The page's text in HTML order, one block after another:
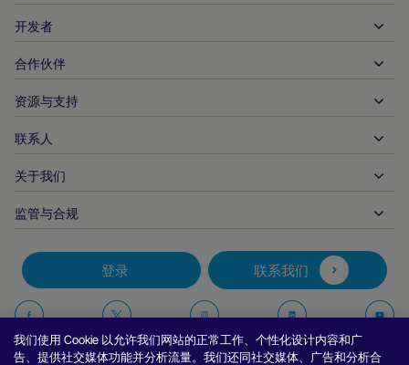
支出
全球收单
实时支付
发布
付款方式
APM
欺诈与风险管理
拒付解决方案
币种管理
接待服务
汽车
企业对企业
金融服务
政府付款
旅行与交通
独立软件供货商
加密货币平台与兑换
市场
中小企业
开发者
开发者工具
API 参考文件
文件资料中心
合作伙伴
与我们合作
合作伙伴产品和解决方案
技术合作伙伴
合作伙伴 DNA
合作伙伴见解
资源与支持
客户支持
商家资源
行业报告
联系人
商户销售咨询
首席执行官办公室
公司信息
推荐商户计划
报告安全漏洞
关于我们
业务概况
案例研究
博客
新闻室
监管与合规
无障碍声明
反现代奴隶制报告（英国）
反现代奴隶制报告（加拿大）
阿根廷信息与政策
登录 联系我们
FacebookTwitter
Instagram
Linkedin
我们使用 Cookie 以允许我们网站的正常工作、个性化设计内容和广
告、提供社交媒体功能并分析流量。我们还同社交媒体、广告和分析合